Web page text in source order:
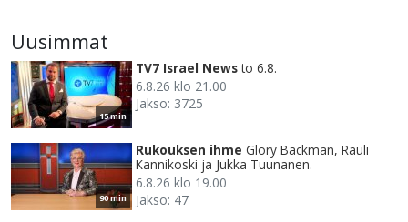
Uusimmat
15 min
TV7 Israel News to 6.8.
6.8.26 klo 21.00
Jakso: 3725
90 min
Rukouksen ihme Glory Backman, Rauli
Kannikoski ja Jukka Tuunanen.
6.8.26 klo 19.00
Jakso: 47